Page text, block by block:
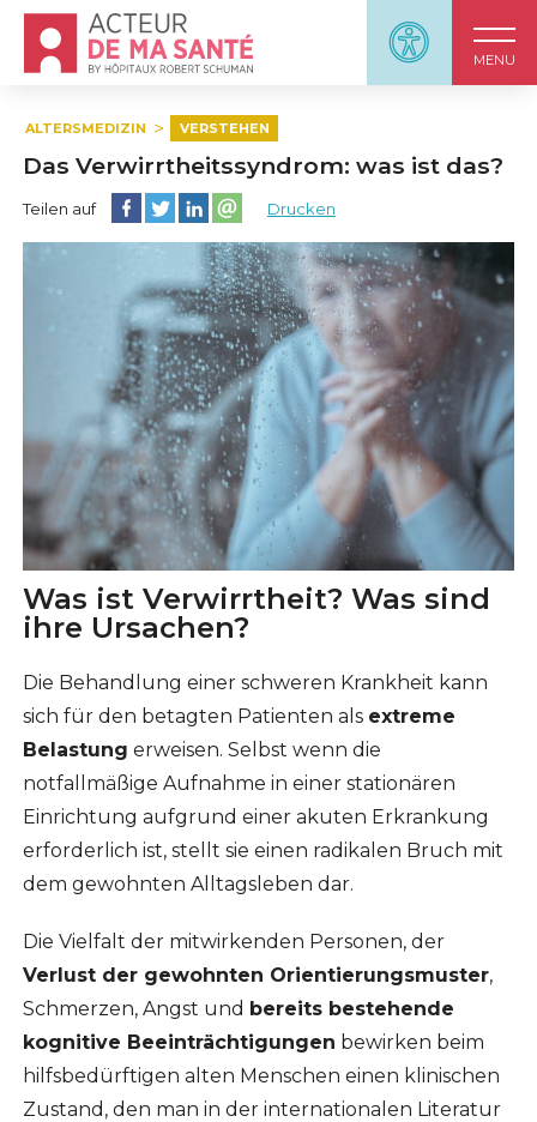
Panneau
MENU
Accueil - Acteur de ma santé, by HôpitauxRobert
ALTERSMEDIZIN VERSTEHEN
Das Verwirrtheitssyndrom: was ist das?
Teilen auf Diese Seite auf Facebook teilen
Diese Seite auf Twitter teilen
Diese Seite auf LinkedIn teilen
Partager cette page sur email
Drucken
Was ist Verwirrtheit? Was sind
ihre Ursachen?
Die Behandlung einer schweren Krankheit kann
sich für den betagten Patienten als extreme
Belastung erweisen. Selbst wenn die
notfallmäßige Aufnahme in einer stationären
Einrichtung aufgrund einer akuten Erkrankung
erforderlich ist, stellt sie einen radikalen Bruch mit
dem gewohnten Alltagsleben dar.
Die Vielfalt der mitwirkenden Personen, der
Verlust der gewohnten Orientierungsmuster,
Schmerzen, Angst und bereits bestehende
kognitive Beeinträchtigungen bewirken beim
hilfsbedürftigen alten Menschen einen klinischen
Zustand, den man in der internationalen Literatur